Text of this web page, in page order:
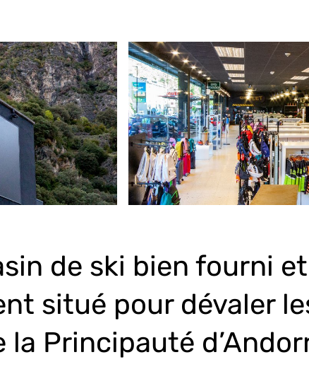
de ski bien fourni et
situé pour dévaler
la Principauté